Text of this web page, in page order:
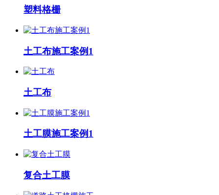
塑料格栅
土工布施工案例1
土工布
土工膜施工案例1
复合土工膜